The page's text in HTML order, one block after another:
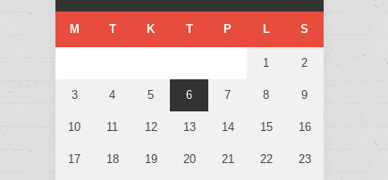
M T K T P L S
1 2
3 4 5 6 7 8 9
10 11 12 13 14 15 16
17 18 19 20 21 22 23